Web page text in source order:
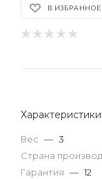
В ИЗБРАННОЕ
Характеристики
Вес — 3
Страна
Гарантия — 12